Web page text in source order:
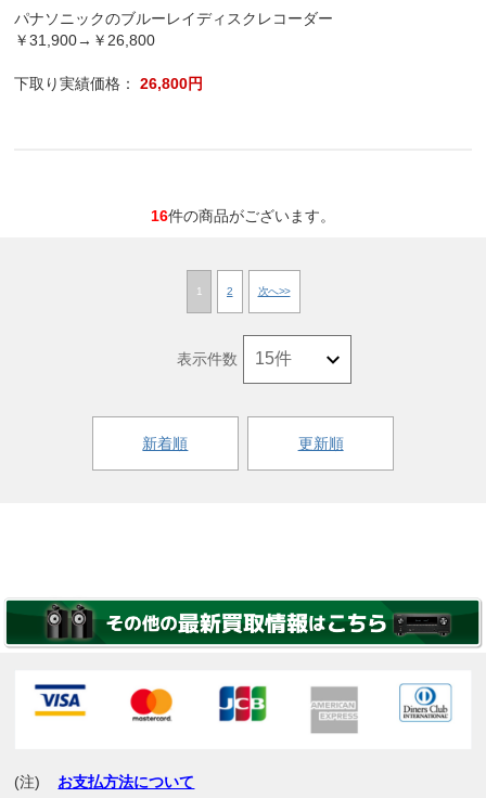
パナソニックのブルーレイディスクレコーダー
￥31,900→￥26,800
下取り実績価格：26,800円
16件の商品がございます。
1 2 次へ>>
新着順 更新順
表示件数
(注)
お支払方法について